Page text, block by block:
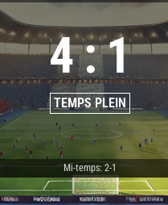
4:1
TEMPS PLEIN
Mi-temps: 2-1